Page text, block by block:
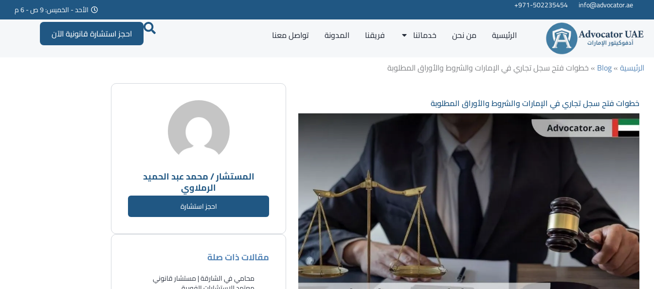
إلى
المحتوى
info@advocator.ae
971-502235454+ الأحد - الخميس: 9 ص - 6 م
الرئيسية من نحن خدماتنا فريقنا المدونة تواصل معنا احجز استشارة قانونية الآن
الرئيسية»
Blog
» خطوات فتح سجل تجاري في الإمارات والشروط والأوراق المطلوبة
خطوات فتح سجل تجاري في الإمارات والشروط والأوراق المطلوبة
المستشار / محمد عبد الحميد
الرملاوي
احجز استشارة
مقالات ذات صلة
محامي في الشارقة | مستشار قانوني